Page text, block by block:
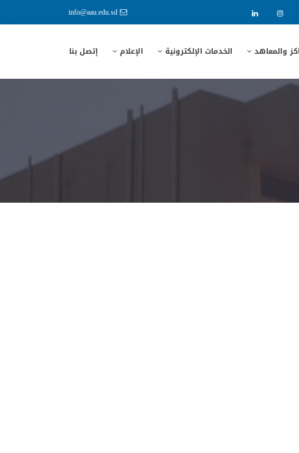
والمعاهد الخدمات الإلكترونية الإعلام إتصل بنا